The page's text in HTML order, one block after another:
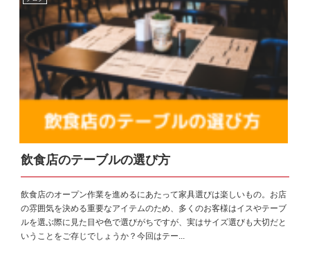
飲食店のテーブルの選び方
飲食店のオープン作業を進めるにあたって家具選びは楽しいもの。お店
の雰囲気を決める重要なアイテムのため、多くのお客様はイスやテーブ
ルを選ぶ際に見た目や色で選びがちですが、実はサイズ選びも大切だと
いうことをご存じでしょうか？今回はテー...